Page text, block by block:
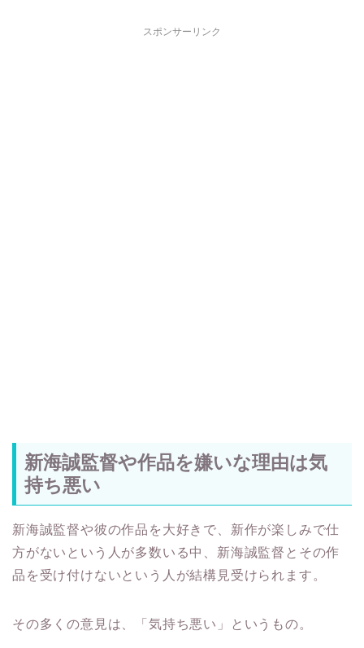
スポンサーリンク
新海誠監督や作品を嫌いな理由は気
持ち悪い
新海誠監督や彼の作品を大好きで、新作が楽しみで仕
方がないという人が多数いる中、新海誠監督とその作
品を受け付けないという人が結構見受けられます。
その多くの意見は、「気持ち悪い」というもの。